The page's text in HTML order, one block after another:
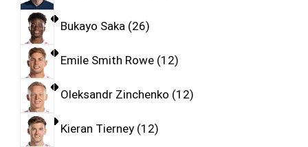
Bukayo Saka 26
Emile Smith Rowe 12
Oleksandr Zinchenko 12
Kieran Tierney 12